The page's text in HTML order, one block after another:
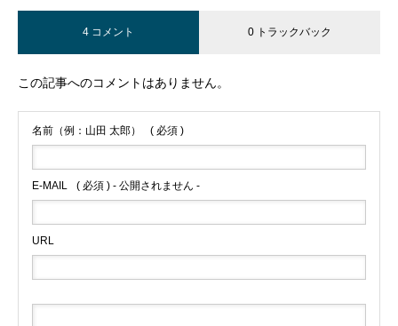
4 コメント 0 トラックバック
この記事へのコメントはありません。
名前（例：山田 太郎） ( 必須 )
E-MAIL ( 必須 ) - 公開されません -
URL